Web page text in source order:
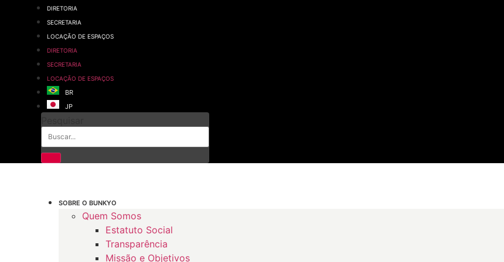
conteúdo
DIRETORIA
SECRETARIA
LOCAÇÃO DE ESPAÇOS
DIRETORIA
SECRETARIA
LOCAÇÃO DE ESPAÇOS
BR
JP
SOBRE O BUNKYO
Quem Somos
Estatuto Social
Transparência
Missão e Objetivos